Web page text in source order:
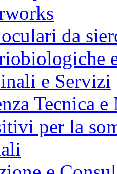
da
e Servizi
Tecnica
per la